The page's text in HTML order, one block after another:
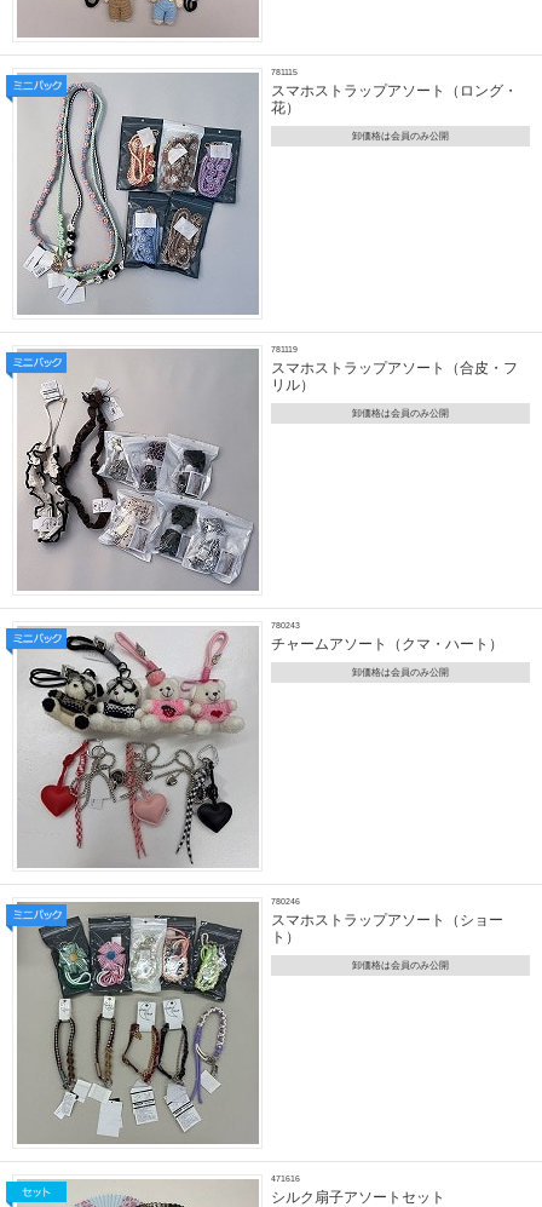
781115
スマホストラップアソート（ロング・
花）
卸価格は会員のみ公開
781119
スマホストラップアソート（合皮・フ
リル）
卸価格は会員のみ公開
780243
チャームアソート（クマ・ハート）
卸価格は会員のみ公開
780246
スマホストラップアソート（ショー
ト）
卸価格は会員のみ公開
471616
シルク扇子アソートセット